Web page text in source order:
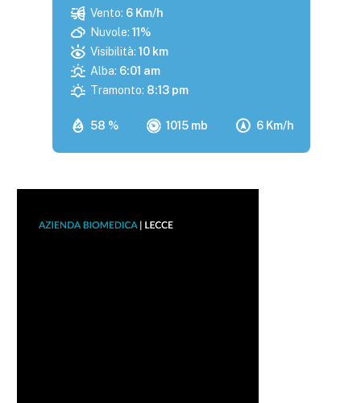
58 % 1015 mb 6 Km/h
Vento: 6 Km/h
Nuvole: 11%
Visibilità: 10 km
Alba: 6:01 am
Tramonto: 8:13 pm